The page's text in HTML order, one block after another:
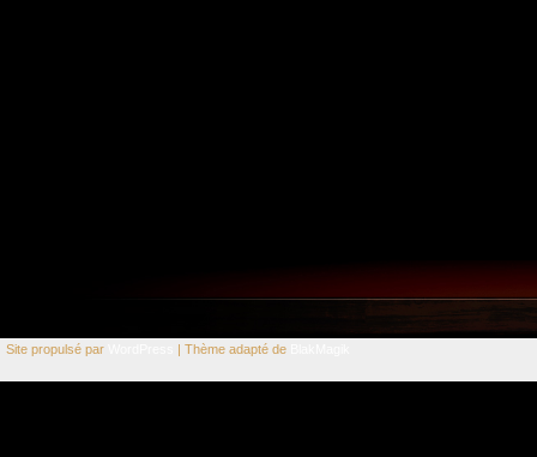
Site propulsé par | Thème adapté de